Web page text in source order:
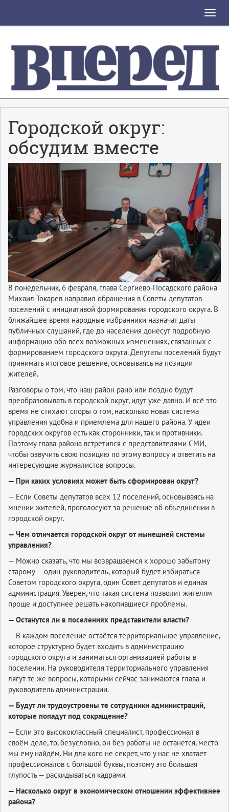
Toggle
Городской округ:
обсудим вместе
В понедельник, 6 февраля, глава Сергиево-Посадского района
Михаил Токарев направил обращения в Советы депутатов
поселений с инициативой формирования городского округа. В
ближайшее время народные избранники назначат даты
публичных слушаний, где до населения донесут подробную
информацию обо всех возможных изменениях, связанных с
формированием городского округа. Депутаты поселений будут
принимать итоговое решение, основываясь на позиции
жителей.
Разговоры о том, что наш район рано или поздно будут
преобразовывать в городской округ, идут уже давно. И всё это
время не стихают споры о том, насколько новая система
управления удобна и приемлема для нашего района. У идеи
городских округов есть как сторонники, так и противники.
Поэтому глава района встретился с представителями СМИ,
чтобы озвучить свою позицию по этому вопросу и ответить на
интересующие журналистов вопросы.
— При каких условиях может быть сформирован округ?
— Если Советы депутатов всех 12 поселений, основываясь на
мнении жителей, проголосуют за решение об объединении в
городской округ.
— Чем отличается городской округ от нынешней системы
управления?
— Можно сказать, что мы возвращаемся к хорошо забытому
старому — один руководитель, который будет избираться
Советом городского округа, один Совет депутатов и единая
администрация. Уверен, что такая система позволит жителям
проще и доступнее решать накопившиеся проблемы.
— Останутся ли в поселениях представители власти?
— В каждом поселение остаётся территориальное управление,
которое структурно будет входить в администрацию
городского округа и заниматься организацией работы в
поселении. На руководителя территориального управления
лягут те же вопросы, которыми сейчас занимаются глава и
руководитель администрации.
— Будут ли трудоустроены те сотрудники администраций,
которые попадут под сокращение?
— Если это высококлассный специалист, профессионал в
своём деле, то, безусловно, он без работы не останется, место
мы ему найдём. Ни для кого не секрет, что у нас не хватает
профессионалов с большой буквы, поэтому это большая
глупость — раскидываться кадрами.
— Насколько округ в экономическом отношении эффективнее
района?